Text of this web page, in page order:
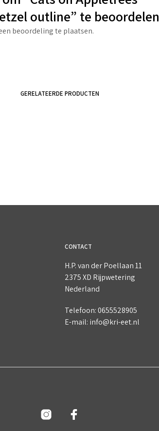
outline” te beoordelen
beoordeling te plaatsen.
GERELATEERDE PRODUCTEN
CONTACT
H.P. van der Poellaan 11
2375 XD Rijpwetering
Nederland
Telefoon: 0655528905
E-mail: info@kri-eet.nl